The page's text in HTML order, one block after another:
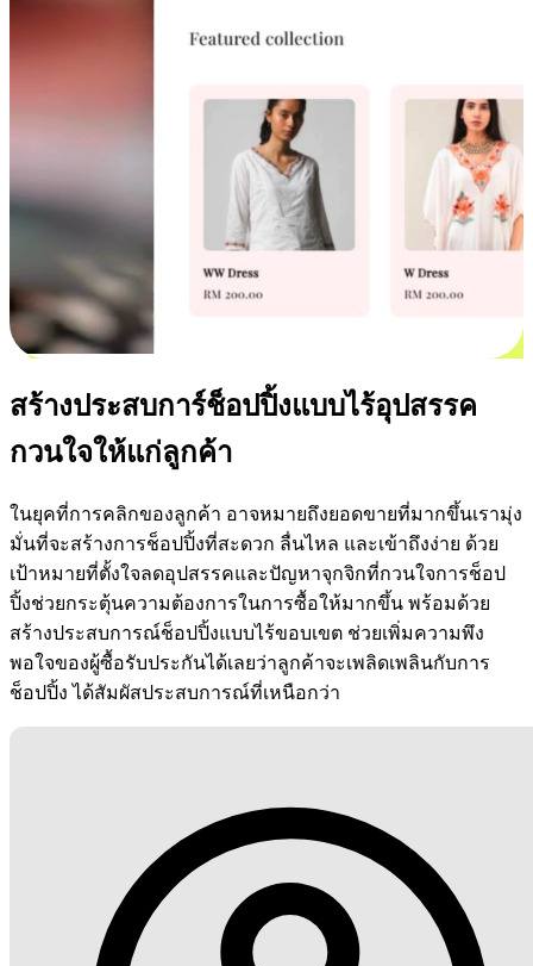
สร้างประสบการ์ช็อปปิ้งแบบไร้อุปสรรค
กวนใจให้แก่ลูกค้า
ในยุคที่การคลิกของลูกค้า อาจหมายถึงยอดขายที่มากขึ้นเรามุ่ง
มั่นที่จะสร้างการช็อปปิ้งที่สะดวก ลื่นไหล และเข้าถึงง่าย ด้วย
เป้าหมายที่ตั้งใจลดอุปสรรคและปัญหาจุกจิกที่กวนใจการช็อป
ปิ้งช่วยกระตุ้นความต้องการในการซื้อให้มากขึ้น พร้อมด้วย
สร้างประสบการณ์ช็อปปิ้งแบบไร้ขอบเขต ช่วยเพิ่มความพึง
พอใจของผู้ซื้อรับประกันได้เลยว่าลูกค้าจะเพลิดเพลินกับการ
ช็อปปิ้ง ได้สัมผัสประสบการณ์ที่เหนือกว่า